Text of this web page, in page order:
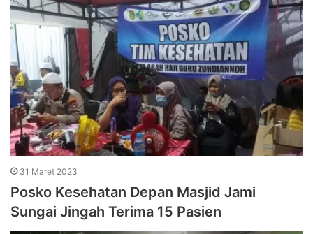
31 Maret 2023
Posko Kesehatan Depan Masjid Jami
Sungai Jingah Terima 15 Pasien